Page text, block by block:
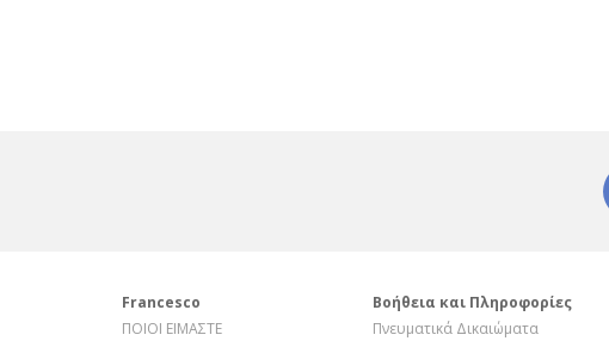
Francesco
ΠΟΙΟΙ ΕΙΜΑΣΤΕ
Βοήθεια και Πληροφορίες
Πνευματικά Δικαιώματα